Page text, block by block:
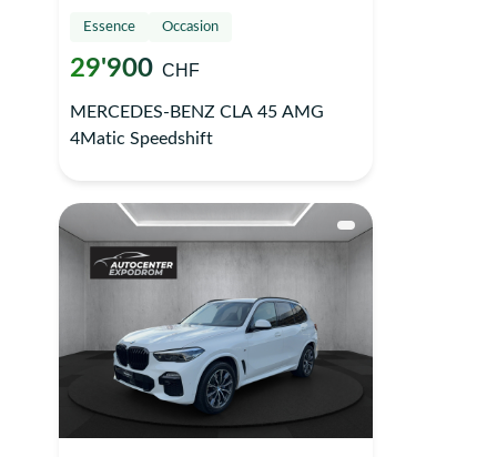
Essence Occasion
29'900CHF
MERCEDES-BENZ CLA 45 AMG
4Matic Speedshift